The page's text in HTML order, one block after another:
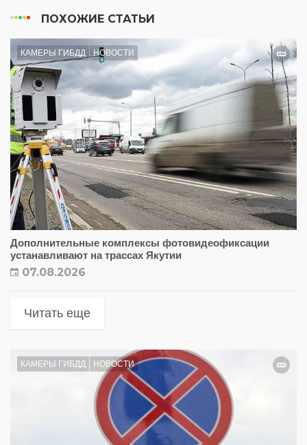
ПОХОЖИЕ СТАТЬИ
КАМЕРЫ ГИБДД НОВОСТИ
Дополнительные комплексы фотовидеофиксации
устанавливают на трассах Якутии
07.08.2026
Читать еще
КАМЕРЫ ГИБДД НОВОСТИ